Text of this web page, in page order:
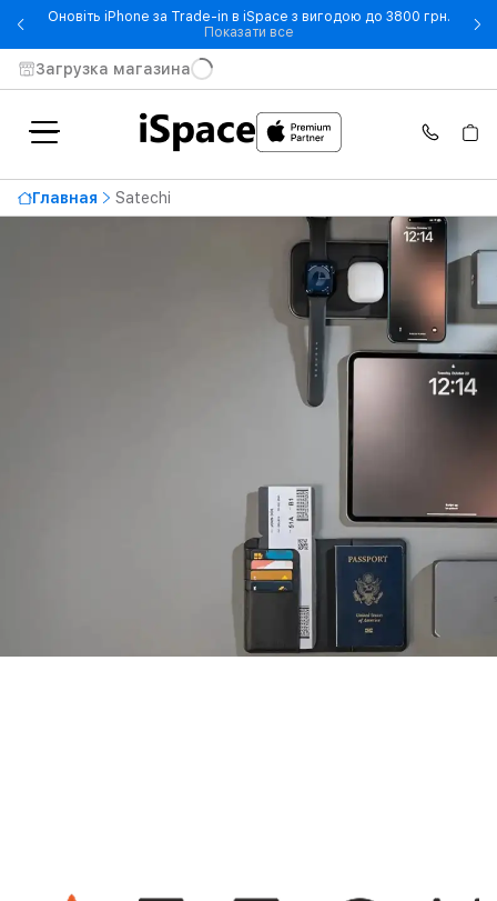
Оновіть iPhone за Trade-in в iSpace з вигодою до 3800 грн.
Показати все- Оновіть iPhone за Trade-in
Загрузка магазина
Главная Satechi